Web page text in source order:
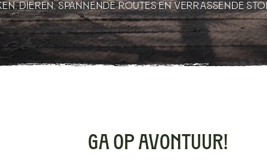
DIEREN, SPANNENDE ROUTES EN VERRASSENDE
GA OP AVONTUUR!